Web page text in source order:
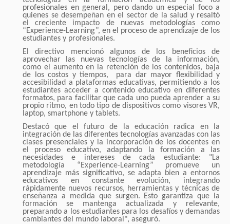
profesionales en general, pero dando un especial foco a
quienes se desempeñan en el sector de la salud y resaltó
el creciente impacto de nuevas metodologías como
“Experience-Learning”, en el proceso de aprendizaje de los
estudiantes y profesionales.
El directivo mencionó algunos de los beneficios de
aprovechar las nuevas tecnologías de la información,
como el aumento en la retención de los contenidos, baja
de los costos y tiempos, para dar mayor flexibilidad y
accesibilidad a plataformas educativas, permitiendo a los
estudiantes acceder a contenido educativo en diferentes
formatos, para facilitar que cada uno pueda aprender a su
propio ritmo, en todo tipo de dispositivos como visores VR,
laptop, smartphone y tablets.
Destacó que el futuro de la educación radica en la
integración de las diferentes tecnologías avanzadas con las
clases presenciales y la incorporación de los docentes en
el proceso educativo, adaptando la formación a las
necesidades e intereses de cada estudiante: "La
metodología “Experience-Learning” promueve un
aprendizaje más significativo, se adapta bien a entornos
educativos en constante evolución, integrando
rápidamente nuevos recursos, herramientas y técnicas de
enseñanza a medida que surgen. Esto garantiza que la
formación se mantenga actualizada y relevante,
preparando a los estudiantes para los desafíos y demandas
cambiantes del mundo laboral", aseguró.